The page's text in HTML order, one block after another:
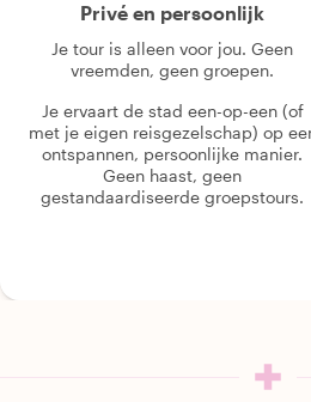
Privé en persoonlijk
Je tour is alleen voor jou. Geen
vreemden, geen groepen.
Je ervaart de stad een-op-een (of
met je eigen reisgezelschap) op
ontspannen, persoonlijke manier.
Geen haast, geen
gestandaardiseerde groepstours.